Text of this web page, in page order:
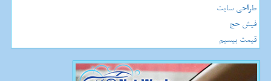
طراحی سایت
فیش حج
قیمت بیسیم